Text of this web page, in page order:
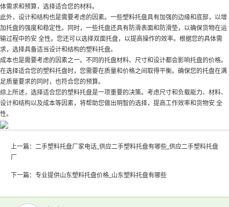
体需求和预算，选择适合您的材料。
此外，设计和结构也是需要考虑的因素。一些塑料托盘具有加强的边缘和底部，以增
加托盘的强度和稳定性。同时，一些托盘还具有防滑表面和防滑垫，以确保货物在运
输过程中的安 全性。您还可以选择双面托盘，以提高操作的效率。根据您的具体需
求，选择具备适当设计和结构的塑料托盘。
成本也是需要考虑的因素之一。不同的托盘材料、尺寸和设计都会影响托盘的价格。
在选择适合您的塑料托盘时，您需要在质量和价格之间取得平衡。确保您的托盘在满
足质量要求的同时，也符合您的预算。
综上所述，选择适合您的塑料托盘是一项重要的决策。考虑尺寸和负载能力、材料、
设计和结构以及成本等因素，将帮助您做出明智的选择，提高工作效率和货物安 全
性。
上一篇： 二手塑料托盘厂家电话_供应二手塑料托盘有哪些_供应二手塑料托盘
厂
下一篇： 专业提供山东塑料托盘价格_山东塑料托盘有哪些